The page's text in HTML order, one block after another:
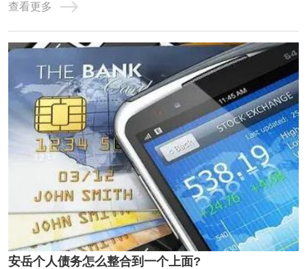
务优化的具体形式使用大数据、算法模型等先进的技术工
具，在保障借款人隐私的前提下，对上千万种不同的还款方
案进行自动测算，根据借款人的收入和债务情 ...
查看更多
‌安岳个人债务怎么整合到一个上面?